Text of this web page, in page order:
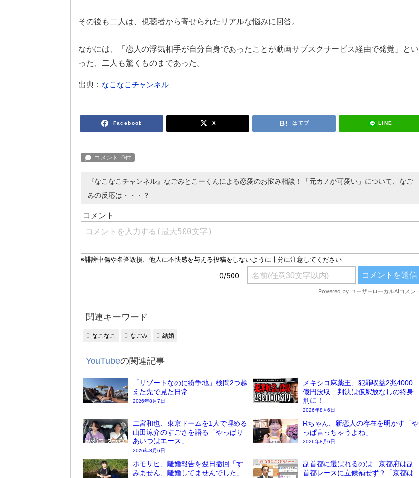
その後も二人は、視聴者から寄せられたリアルな悩みに回答。
なかには、「恋人の浮気相手が自分自身であったことが動画サブスクサービス経由で発覚」とい
った、二人も驚くものまであった。
出典： なこなこチャンネル
Facebook X はてブ LINE
『なこなこチャンネル』なごみとこーくんによる恋愛のお悩み相談！「元カノが可愛い」について、なご
みの反応は・・・？
関連キーワード
なこなこ なごみ 結婚
YouTubeの関連記事
「リゾートなのに紛争地」検問2つ越
えた先で見た日常
2026年8月7日
メキシコ麻薬王、犯罪収益2兆4000
億円没収 判決は仮釈放なしの終身
刑に！
2026年8月6日
二宮和也、東京ドームを1人で埋める
山田涼介のすごさを語る「やっぱり
あいつはエース」
2026年8月6日
Rちゃん、新恋人の存在を明かす「や
っぱ言っちゃうよね」
2026年8月6日
ホモサピ、離婚報告を翌日撤回「す
みません、離婚してませんでした」
副首都に選ばれるのは…京都府は副
首都レースに立候補せず？「京都は